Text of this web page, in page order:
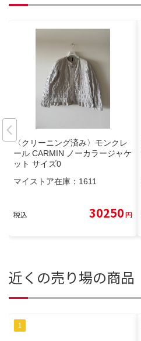
〈クリーニング済み〉モンクレ
ール CARMIN ノーカラージャケ
ット サイズ0
マイストア在庫： 1611
税込 30250円
近くの売り場の商品